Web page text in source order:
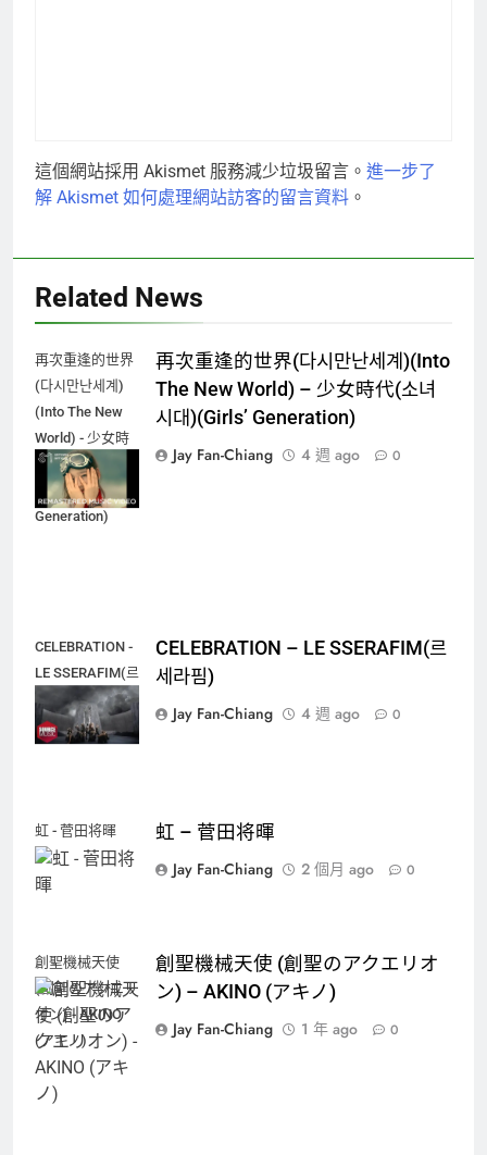
這個網站採用 Akismet 服務減少垃圾留言。 進一步了
解 Akismet 如何處理網站訪客的留言資料 。
Related News
再次重逢的世界
(다시만난세계)
(Into The New
World) - 少女時
代(소녀시대)
(Girls'
Generation)
再次重逢的世界(다시만난세계)(Into
The New World) – 少女時代(소녀
시대)(Girls’ Generation)
Jay Fan-Chiang
4 週 ago 0
CELEBRATION -
LE SSERAFIM(르
세라핌)
CELEBRATION – LE SSERAFIM(르
세라핌)
Jay Fan-Chiang
4 週 ago 0
虹 - 菅田将暉
虹 – 菅田将暉
Jay Fan-Chiang
2 個月 ago 0
創聖機械天使
(創聖のアクエリ
オン) - AKINO
(アキノ)
創聖機械天使 (創聖のアクエリオ
ン) – AKINO (アキノ)
Jay Fan-Chiang
1 年 ago 0